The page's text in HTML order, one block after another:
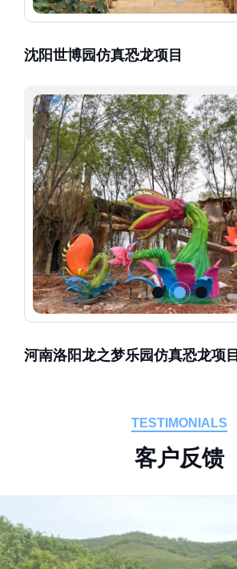
沈阳世博园仿真恐龙项目
河南洛阳龙之梦乐园仿真恐龙项目
TESTIMONIALS
客户反馈